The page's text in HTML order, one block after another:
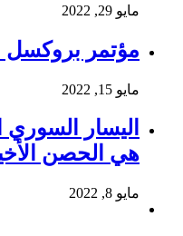
مايو 29, 2022
مؤتمر بروكسل
مايو 15, 2022
اليسار
هي الحصن
مايو 8, 2022